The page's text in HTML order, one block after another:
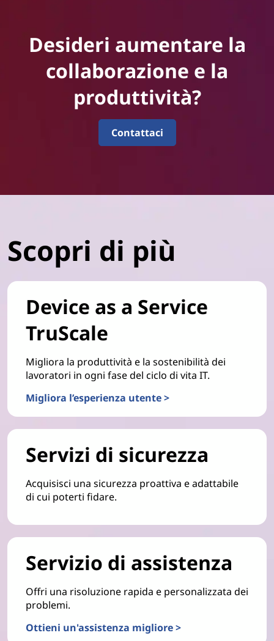
Desideri aumentare la
collaborazione e la
produttività?
Contattaci
Scopri di più
Device as a Service
TruScale
Migliora la produttività e la sostenibilità dei
lavoratori in ogni fase del ciclo di vita IT.
Migliora l’esperienza utente >
Servizi di sicurezza
Acquisisci una sicurezza proattiva e adattabile
di cui poterti fidare.
Servizio di assistenza
Offri una risoluzione rapida e personalizzata dei
problemi.
Ottieni un'assistenza migliore >